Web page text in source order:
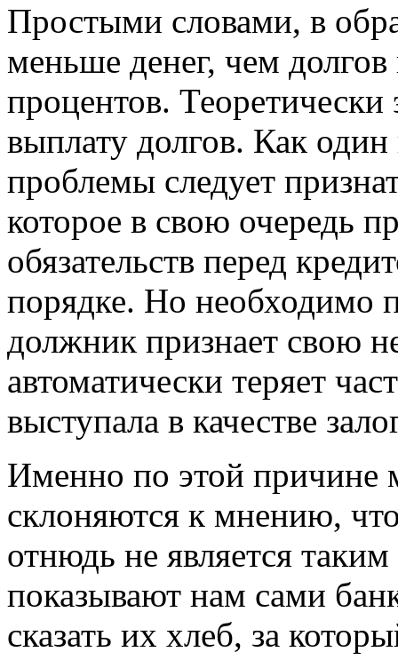
Простыми словами, в
меньше денег, чем
процентов.
выплату долгов. Как
проблемы следует
которое в свою очередь
обязательств перед
порядке. Но необходимо
должник признает свою
автоматически теряет
выступала в качестве
Именно по этой причине
склоняются к мнению,
отнюдь не является
показывают нам сами
сказать их хлеб, за